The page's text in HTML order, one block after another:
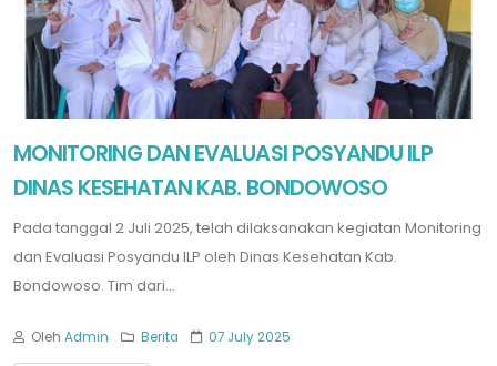
MONITORING DAN EVALUASI POSYANDU ILP
DINAS KESEHATAN KAB. BONDOWOSO
Pada tanggal 2 Juli 2025, telah dilaksanakan kegiatan Monitoring
dan Evaluasi Posyandu ILP oleh Dinas Kesehatan Kab.
Bondowoso. Tim dari...
Oleh Admin Berita 07 July 2025